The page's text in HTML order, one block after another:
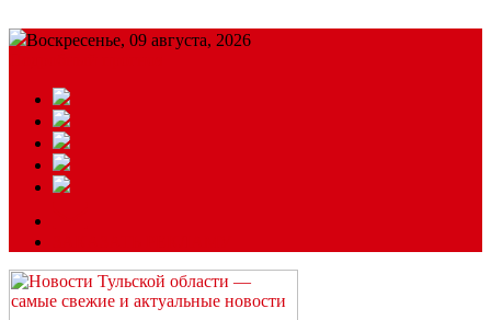
Воскресенье, 09 августа, 2026